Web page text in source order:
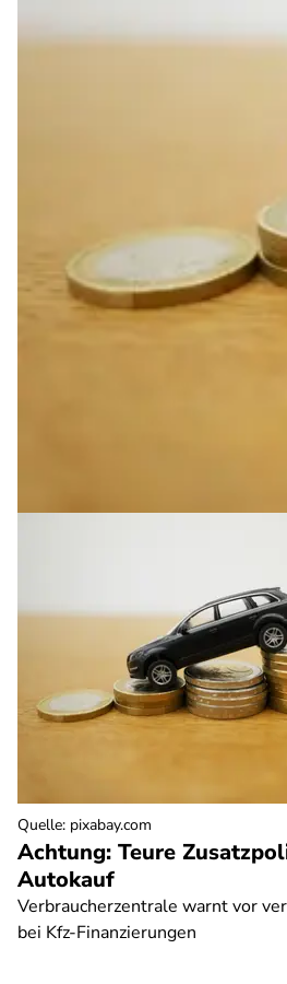
Achtung: Teure
Autokauf
Verbraucherzentrale warnt vor
bei Kfz-Finanzierungen
Quelle: pixabay.com